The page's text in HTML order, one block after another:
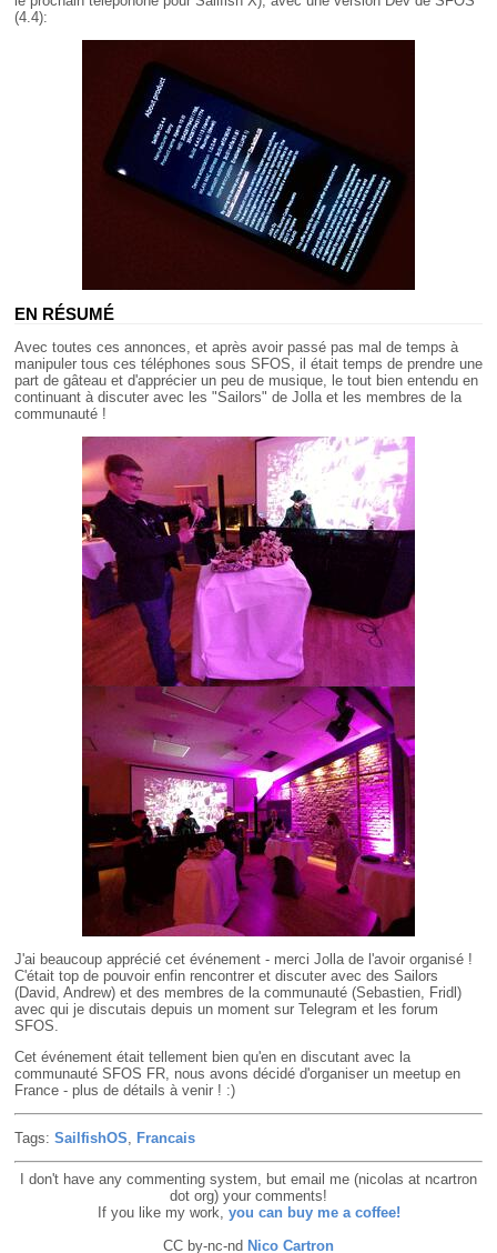
(4.4):
EN RÉSUMÉ
Avec toutes ces annonces, et après avoir passé pas mal de temps à
manipuler tous ces téléphones sous SFOS, il était temps de prendre une
part de gâteau et d'apprécier un peu de musique, le tout bien entendu en
continuant à discuter avec les "Sailors" de Jolla et les membres de la
communauté !
J'ai beaucoup apprécié cet événement - merci Jolla de l'avoir organisé !
C'était top de pouvoir enfin rencontrer et discuter avec des Sailors
(David, Andrew) et des membres de la communauté (Sebastien, Fridl)
avec qui je discutais depuis un moment sur Telegram et les forum
SFOS.
Cet événement était tellement bien qu'en en discutant avec la
communauté SFOS FR, nous avons décidé d'organiser un meetup en
France - plus de détails à venir ! :)
Tags: SailfishOS, Francais
I don't have any commenting system, but email me (nicolas at ncartron
dot org) your comments!
If you like my work, you can buy me a coffee!
CC by-nc-nd Nico Cartron